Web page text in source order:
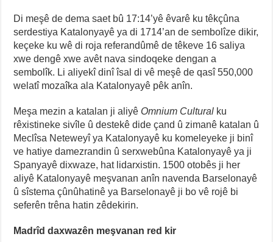
Di meşê de dema saet bû 17:14’yê êvarê ku têkçûna
serdestiya Katalonyayê ya di 1714’an de sembolîze dikir,
keçeke ku wê di roja referandûmê de têkeve 16 saliya
xwe dengê xwe avêt nava sindoqeke dengan a
sembolîk. Li aliyekî dinî îsal di vê meşê de qasî 550,000
welatî mozaîka ala Katalonyayê pêk anîn.
Meşa mezin a katalan ji aliyê Omnium Cultural ku
rêxistineke sivîle û destekê dide çand û zimanê katalan û
Meclîsa Neteweyî ya Katalonyayê ku komeleyeke ji binî
ve hatiye damezrandin û serxwebûna Katalonyayê ya ji
Spanyayê dixwaze, hat lidarxistin. 1500 otobês ji her
aliyê Katalonyayê meşvanan anîn navenda Barselonayê
û sîstema çûnûhatinê ya Barselonayê ji bo vê rojê bi
seferên trêna hatin zêdekirin.
Madrîd daxwazên meşvanan red kir